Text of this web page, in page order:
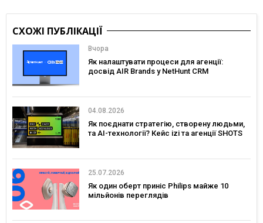
СХОЖІ ПУБЛІКАЦІЇ
Вчора
Як налаштувати процеси для агенції:
досвід AIR Brands у NetHunt CRM
04.08.2026
Як поєднати стратегію, створену людьми,
та AI-технології? Кейс izi та агенції SHOTS
25.07.2026
Як один оберт приніс Philips майже 10
мільйонів переглядів